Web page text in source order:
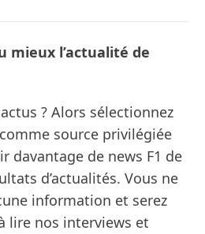
mieux l’actualité de
? Alors sélectionnez
source privilégiée
davantage de news F1 de
d’actualités. Vous ne
information et serez
lire nos interviews et